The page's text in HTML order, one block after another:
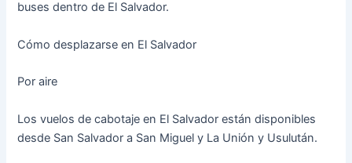
buses dentro de El Salvador.
Cómo desplazarse en El Salvador
Por aire
Los vuelos de cabotaje en El Salvador están disponibles
desde San Salvador a San Miguel y La Unión y Usulután.